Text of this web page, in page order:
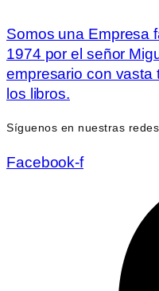
Somos una Empresa
1974 por el señor
empresario con vasta
los libros.
Síguenos en nuestras redes
Facebook-f